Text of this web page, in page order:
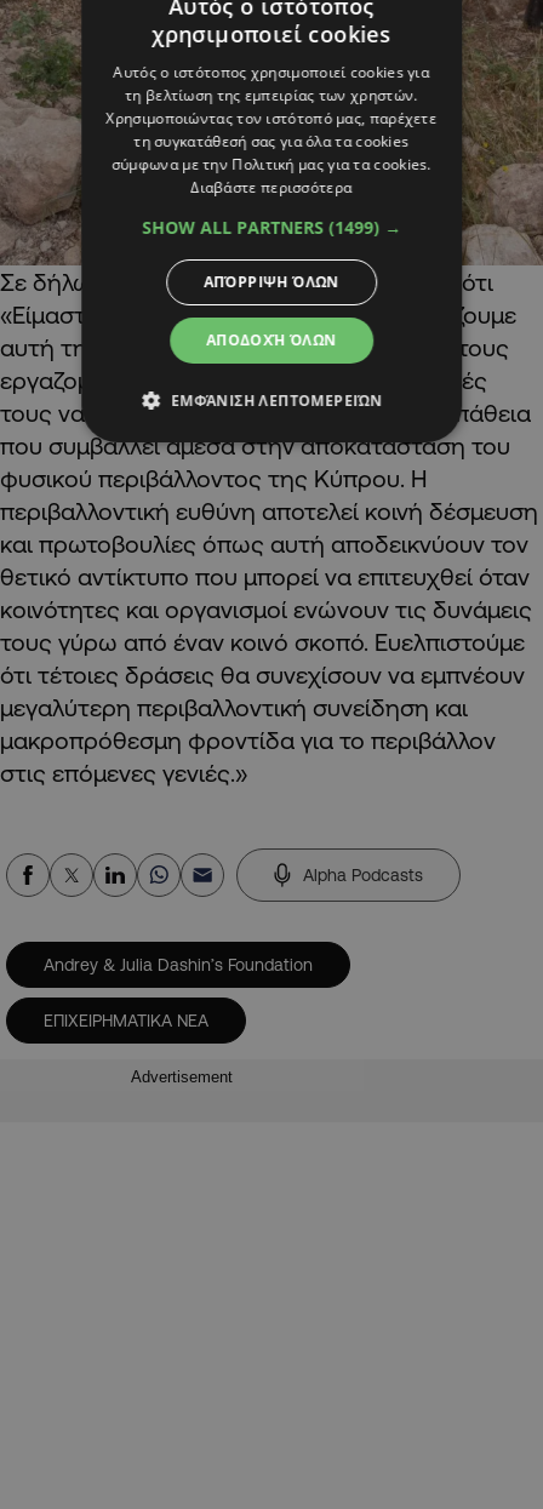
Σε δήλωσή του, ο Andrey Dashin
ανέφερε ότι
«Είμαστε ιδιαίτερα χαρούμενοι που στηρίζουμε
αυτή την πρωτοβουλία και που βλέπουμε τους
εργαζομένους της Exinity και τις οικογένειές
τους να συμμετέχουν ενεργά σε μια προσπάθεια
που συμβάλλει άμεσα στην αποκατάσταση του
φυσικού περιβάλλοντος της Κύπρου. Η
περιβαλλοντική ευθύνη αποτελεί κοινή δέσμευση
και πρωτοβουλίες όπως αυτή αποδεικνύουν τον
θετικό αντίκτυπο που μπορεί να επιτευχθεί όταν
κοινότητες και οργανισμοί ενώνουν τις δυνάμεις
τους γύρω από έναν κοινό σκοπό. Ευελπιστούμε
ότι τέτοιες δράσεις θα συνεχίσουν να εμπνέουν
μεγαλύτερη περιβαλλοντική συνείδηση και
μακροπρόθεσμη φροντίδα για το περιβάλλον
στις επόμενες γενιές.»
Alpha Podcasts
Andrey & Julia Dashin’s Foundation
ΕΠΙΧΕΙΡΗΜΑΤΙΚΑ ΝΕΑ
Advertisement
Αυτός ο ιστότοπος
χρησιμοποιεί cookies
Αυτός ο ιστότοπος χρησιμοποιεί cookies για
τη βελτίωση της εμπειρίας των χρηστών.
Χρησιμοποιώντας τον ιστότοπό μας, παρέχετε
τη συγκατάθεσή σας για όλα τα cookies
σύμφωνα με την Πολιτική μας για τα cookies.
Διαβάστε περισσότερα
SHOW ALL PARTNERS (1499) →
ΑΠΟΔΟΧΉ ΌΛΩΝ
ΑΠΌΡΡΙΨΗ ΌΛΩΝ
ΕΜΦΆΝΙΣΗ ΛΕΠΤΟΜΕΡΕΙΏΝ